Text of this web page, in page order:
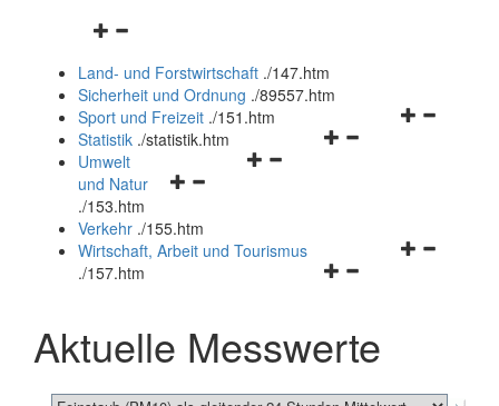
Navigationsmenü
und
schließen
Land- und Forstwirtschaft ./147.htm
Sicherheit und Ordnung ./89557.htm
Navigationsmenü
Sport und Freizeit ./151.htm
Navigationsmenü
Statistik ./statistik.htm
Navigationsmenü
und
schließen
Umwelt
und Natur
./153.htm
Verkehr ./155.htm
Navigationsmenü
schließen
Wirtschaft, Arbeit und Tourismus
./157.htm
Aktuelle Messwerte